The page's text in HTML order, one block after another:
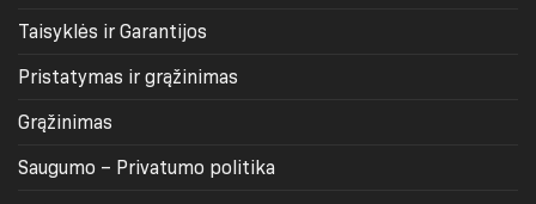
Taisyklės ir Garantijos
Pristatymas ir grąžinimas
Grąžinimas
Saugumo – Privatumo politika